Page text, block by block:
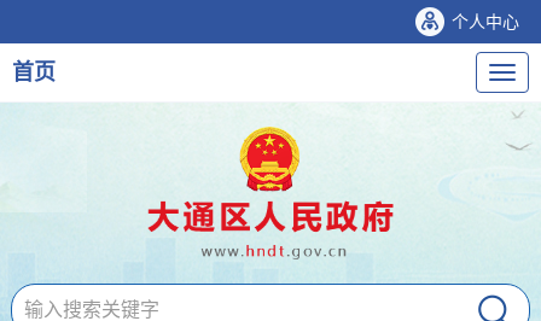
个人中心
导
航
首页